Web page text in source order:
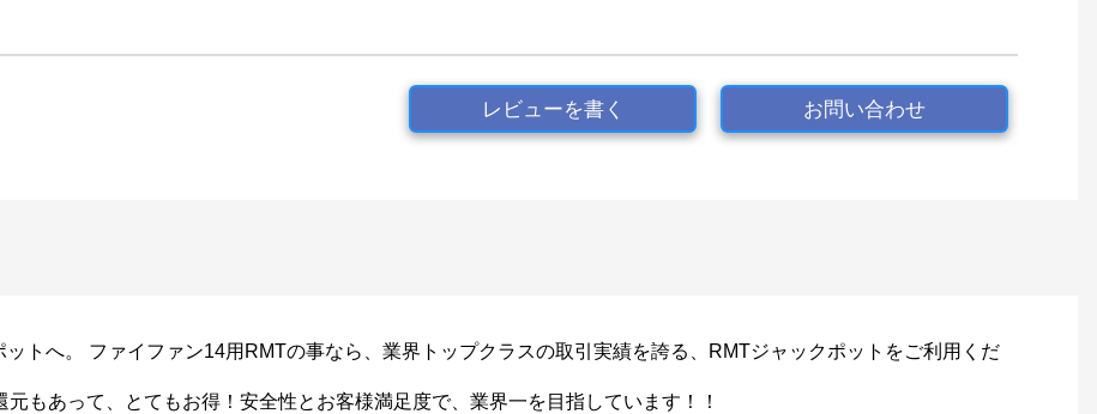
レビューを書く お問い合わせ
トへ。 ファイファン14用RMTの事なら、業界トップクラスの取引実績を誇る、RMTジャックポットをご利用くだ
もあって、とてもお得！安全性とお客様満足度で、業界一を目指しています！！